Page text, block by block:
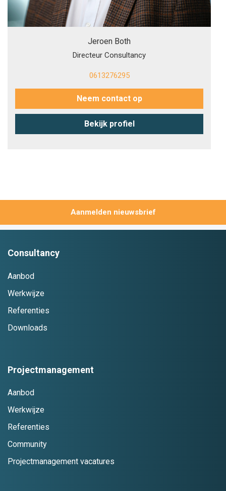
Jeroen Both
Directeur Consultancy
0613276295
Neem contact op
Bekijk profiel
Aanmelden
Consultancy
Aanbod
Werkwijze
Referenties
Downloads
Projectmanagement
Aanbod
Werkwijze
Referenties
Community
Projectmanagement vacatures